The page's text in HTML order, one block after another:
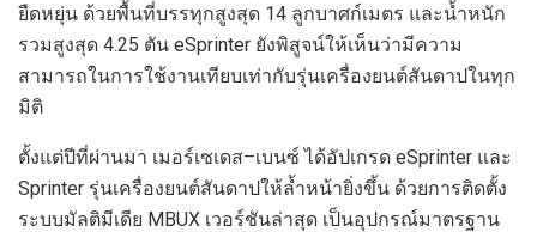
ยืดหยุ่น ด้วยพื้นที่บรรทุกสูงสุด 14 ลูกบาศก์เมตร และน้ำหนัก
รวมสูงสุด 4.25 ตัน eSprinter ยังพิสูจน์ให้เห็นว่ามีความ
สามารถในการใช้งานเทียบเท่ากับรุ่นเครื่องยนต์สันดาปในทุก
มิติ
ตั้งแต่ปีที่ผ่านมา เมอร์เซเดส–เบนซ์ได้อัปเกรด eSprinter และ
Sprinter รุ่นเครื่องยนต์สันดาปให้ล้ำหน้ายิ่งขึ้น ด้วยการติดตั้ง
ระบบมัลติมีเดีย MBUX เวอร์ชันล่าสุด เป็นอุปกรณ์มาตรฐาน